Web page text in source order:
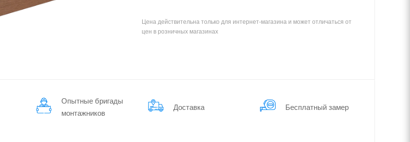
Цена действительна только для интернет-магазина и может отличаться от
цен в розничных магазинах
Опытные бригады
монтажников
Доставка Бес­плат­ный замер